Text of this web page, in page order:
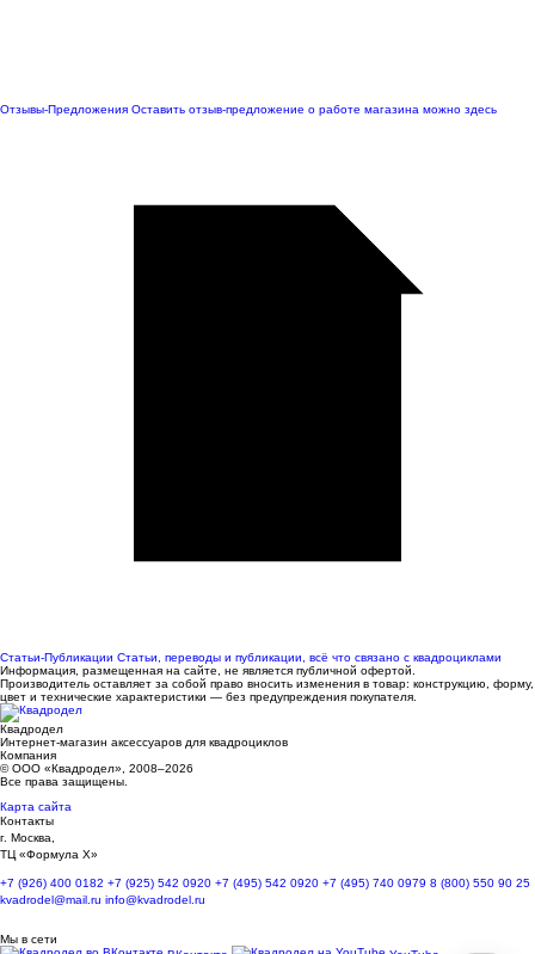
Отзывы-Предложения Оставить отзыв-предложение о работе магазина можно здесь
Статьи-Публикации Статьи, переводы и публикации, всё что связано с квадроциклами
Информация, размещенная на сайте, не является публичной офертой.
Производитель оставляет за собой право вносить изменения в товар: конструкцию, форму,
цвет и технические характеристики — без предупреждения покупателя.
Квадродел
Интернет-магазин аксессуаров для квадроциклов
Компания
© ООО «Квадродел», 2008–2026
Все права защищены.
Карта сайта
Контакты
г. Москва,
ТЦ «Формула Х»
+7 (926) 400 0182 +7 (925) 542 0920 +7 (495) 542 0920 +7 (495) 740 0979 8 (800) 550 90 25
kvadrodel@mail.ru info@kvadrodel.ru
Мы в сети